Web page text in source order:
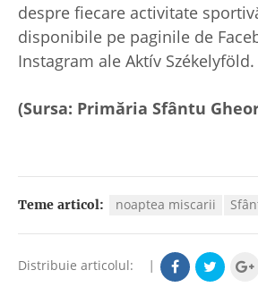
despre fiecare activitate
disponibile pe paginile de
Instagram ale Aktív Székelyföld.
(Sursa: Primăria Sfântu
Teme articol: noaptea miscarii
Distribuie articolul: |